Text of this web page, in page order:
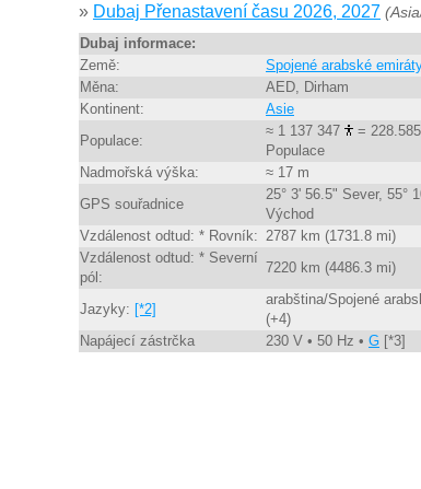
» Dubaj Přenastavení času 2026, 2027
Dubaj informace:
Země:
Spojené arabské
Měna:
AED, Dirham
Kontinent:
Asie
Populace:
≈ 1 137 347
=
Populace
Nadmořská výška:
≈ 17 m
GPS souřadnice
25° 3' 56.5" Sever, 55°
Východ
Vzdálenost odtud: * Rovník: 2787 km (1731.8 mi)
Vzdálenost odtud: * Severní
pól:
7220 km (4486.3 mi)
Jazyky: [*2]
arabština/Spojené
(+4)
Napájecí zástrčka
230 V • 50 Hz • G [*3]